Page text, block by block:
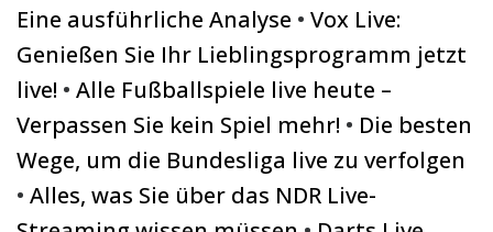
Eine ausführliche Analyse • Vox Live:
Genießen Sie Ihr Lieblingsprogramm jetzt
live! • Alle Fußballspiele live heute –
Verpassen Sie kein Spiel mehr! • Die besten
Wege, um die Bundesliga live zu verfolgen
• Alles, was Sie über das NDR Live-